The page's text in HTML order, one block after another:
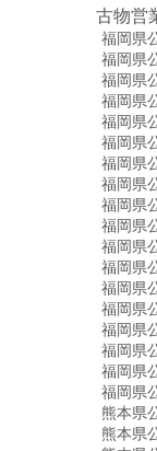
古物営
福岡県
福岡県
福岡県
福岡県
福岡県
福岡県
福岡県
福岡県
福岡県
福岡県
福岡県
福岡県
福岡県
福岡県
福岡県
福岡県
福岡県
福岡県
熊本県
熊本県